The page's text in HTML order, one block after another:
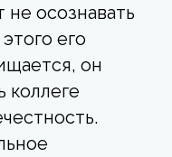
осознавать
его
он
коллеге